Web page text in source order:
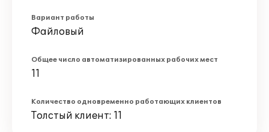
Вариант работы
Файловый
Общее число автоматизированных рабочих мест
11
Количество одновременно работающих клиентов
Толстый клиент: 11